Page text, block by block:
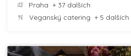
Praha + 37 dalších
Veganský catering + 5 dalších